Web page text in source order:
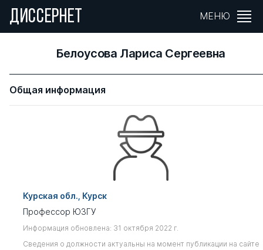
ДИССЕРНЕТ МЕНЮ
Белоусова Лариса Сергеевна
Общая информация
Курская обл., Курск
Профессор ЮЗГУ
Информация обновлена: 31 октября 2022 г.
Сведения о должности актуальны на момент публикации на сайте